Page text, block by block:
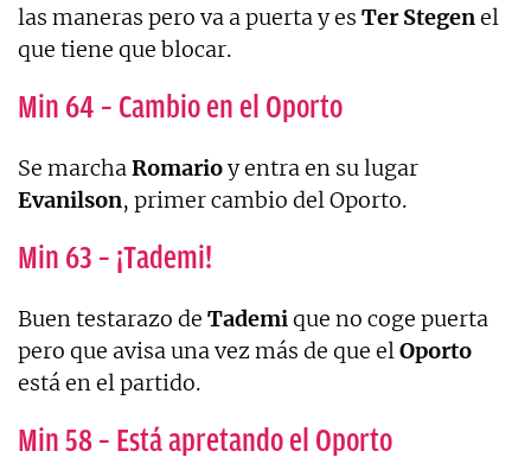
las maneras pero va a puerta y es Ter Stegenel
que tiene que blocar.
Min 64 – Cambio en el Oporto
Se marchaRomarioy entra en su lugar
Evanilson, primer cambio del Oporto.
Min 63 – ¡Tademi!
Buen testarazo de Tademique no coge puerta
pero que avisa una vez más de que elOporto
está en el partido.
Min 58 – Está apretando el Oporto